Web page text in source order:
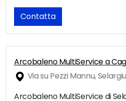
Contatta
Arcobaleno MultiService a
Via su Pezzi Mannu,
Arcobaleno MultiService di